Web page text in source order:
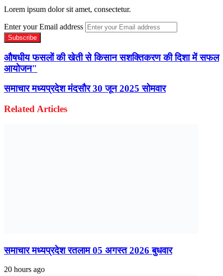
Lorem ipsum dolor sit amet, consectetur.
Enter your Email address
औषधीय फसलों की खेती से किसान सशक्तिकरण की दिशा में सफल
आयोजन"
समाचार मध्यप्रदेश मंदसौर 30 जून 2025 सोमवार
Related Articles
समाचार मध्यप्रदेश रतलाम 05 अगस्त 2026 बुधवार
20 hours ago